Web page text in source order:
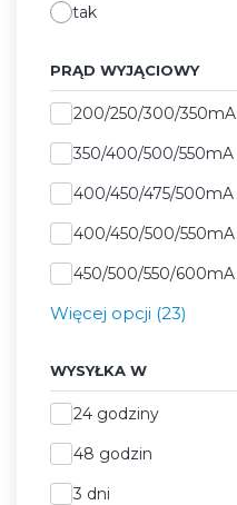
tak
PRĄD WYJĄCIOWY
Prąd wyjąciowy
200/250/300/350mA
350/400/500/550mA
400/450/475/500mA
400/450/500/550mA
450/500/550/600mA
Więcej opcji (23)
WYSYŁKA W
Wysyłka w
24 godziny
48 godzin
3 dni